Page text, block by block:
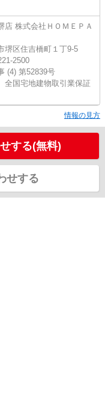
店 株式会社ＨＯＭＥＰＡ
堺区住吉橋町１丁9-5
2500
(4) 第52839号
国宅地建物取引業保証
情報の見方
する(無料)
せする